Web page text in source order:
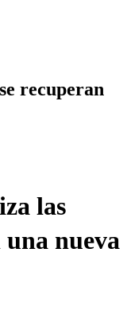
recuperan
las
nueva